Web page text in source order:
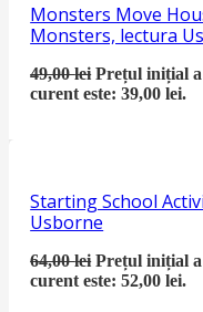
Monsters Move
Monsters, lectura
49,00lei Prețul inițial
curent este: 39,00 lei.
Starting School
Usborne
64,00lei Prețul inițial
curent este: 52,00 lei.